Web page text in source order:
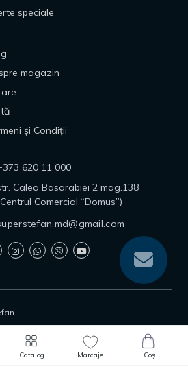
Catalog Marcaje
0
Coș
Adaugă în Coș
speciale
magazin
și Condiții
620 11 000
Calea Basarabiei 2 mag.138
Comercial “Domus”)
Politica de returnare